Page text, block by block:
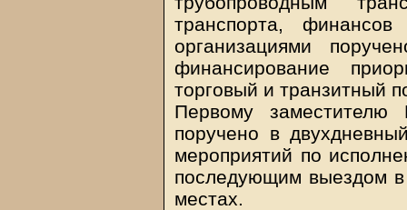
транспорта,
организациями
финансирование
торговый и транзитный
Первому заместителю
поручено в
мероприятий по
последующим выездом в
местах.